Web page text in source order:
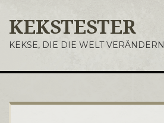
KEKSTESTER
KEKSE, DIE DIE WELT VERÄNDERN